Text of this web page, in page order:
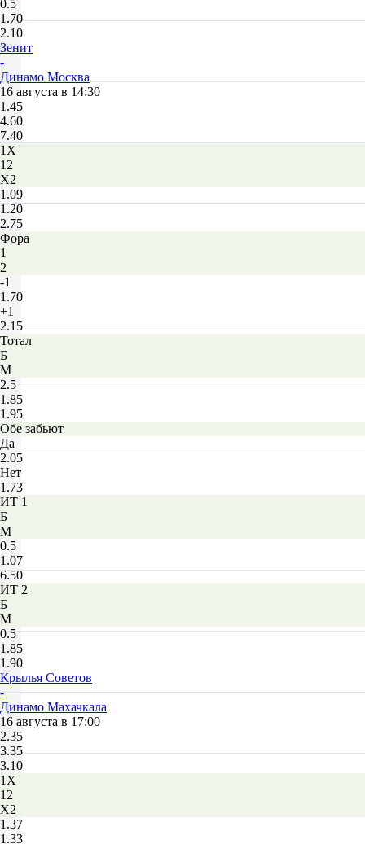
0.5
1.70
2.10
Зенит
-
Динамо Москва
16 августа в 14:30
1.45
4.60
7.40
1X
12
X2
1.09
1.20
2.75
Фора
1
2
-1
1.70
+1
2.15
Тотал
Б
М
2.5
1.85
1.95
Обе забьют
Да
2.05
Нет
1.73
ИТ 1
Б
М
0.5
1.07
6.50
ИТ 2
Б
М
0.5
1.85
1.90
Крылья Советов
-
Динамо Махачкала
16 августа в 17:00
2.35
3.35
3.10
1X
12
X2
1.37
1.33